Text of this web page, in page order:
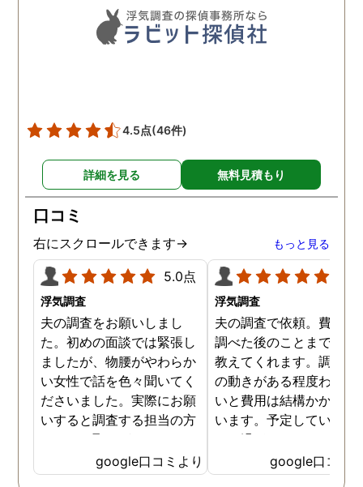
聞いて頂いたりと精神的に
も助かりました。 報告書や
調査の動画を見せてもらっ
ケアもしてもらったり色々
とお世話になりました！
4.5点(46件)
詳細を見る 無料見積もり
口コミ
右にスクロールできます→ もっと見る
5.0点
浮気調査
夫の調査をお願いしまし
た。初めの面談では緊張し
ましたが、物腰がやわらか
い女性で話を色々聞いてく
ださいました。実際にお願
いすると調査する担当の方
とのやり取りがメインで、
色々不安や心配な事の共有
をしてくれました。探偵の
google口コミより
浮気調査
夫の調査で依頼。費用や
調べた後のことまで詳し
教えてくれます。調査対
の動きがある程度わから
いと費用は結構かかると
います。予定していた時
より過ぎてしまいました
が、そのまま調査してい
だき、しっかり証拠取れ
google口コミ